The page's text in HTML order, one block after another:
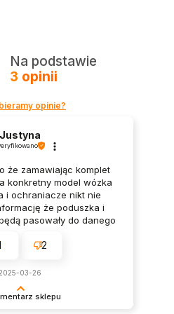
Na podstawie
3 opinii
opinie?
sklepu
Justyna
że zamawiając komplet
konkretny model wózka
i ochraniacze nikt nie
że poduszka i
pasowały do danego
logicznym jest ze dodatki
się faktem że
nie pasują. Wózek
2
03-26